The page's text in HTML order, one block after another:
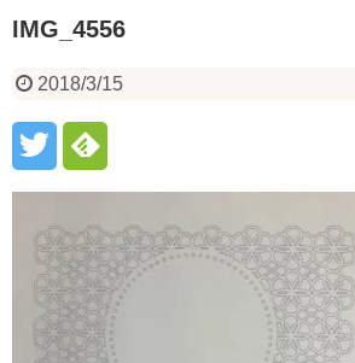
IMG_4556
2018/3/15